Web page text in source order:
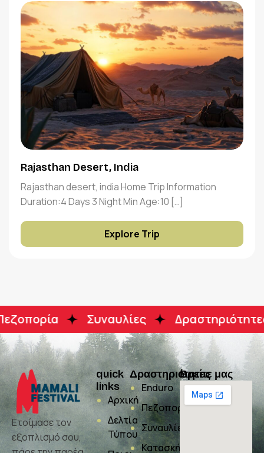
Rajasthan Desert, India
Rajasthan desert, india Home Trip Information
Duration:4 Days 3 Night Min Age:10 […]
Explore Trip
Συναυλίες Δραστηριότητες
Ετοίμασε τον
εξοπλισμό σου,
quick
links
Αρχική
Δελτία
Τύπου
Δραστηριότητες
Enduro
Πεζοπορία
Συναυλίες
Κατασκήνωση
Βρείτε μας